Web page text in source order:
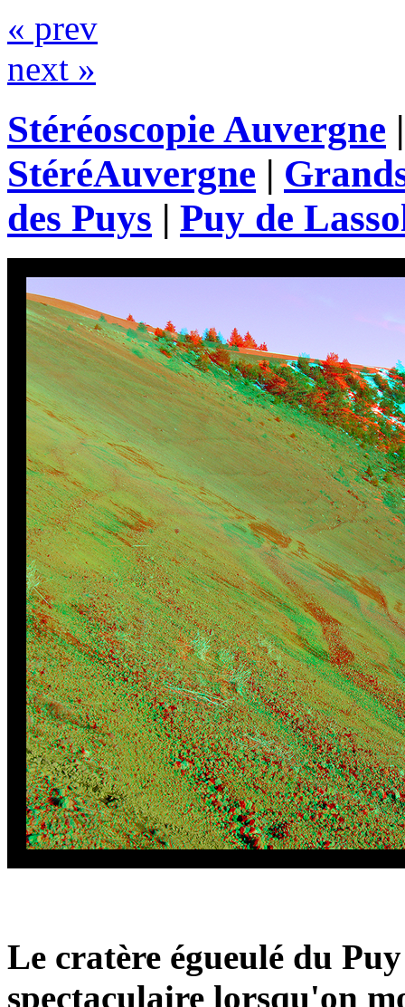
« prev
next »
Stéréoscopie Auvergne
StéréAuvergne |
des Puys | Puy de
Le cratère égueulé du
spectaculaire lorsqu'on